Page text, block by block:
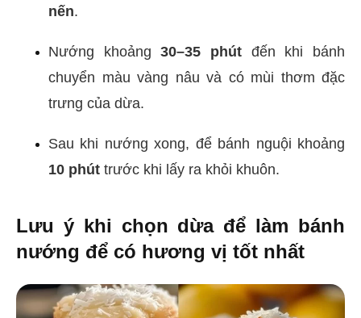
nến.
Nướng khoảng30–35 phút đến khi bánh
chuyển màu vàng nâu và có mùi thơm đặc
trưng của dừa.
Sau khi nướng xong, để bánh nguội khoảng
10 phút trước khi lấy ra khỏi khuôn.
Lưu ý khi chọn dừa để làm bánh
nướng để có hương vị tốt nhất